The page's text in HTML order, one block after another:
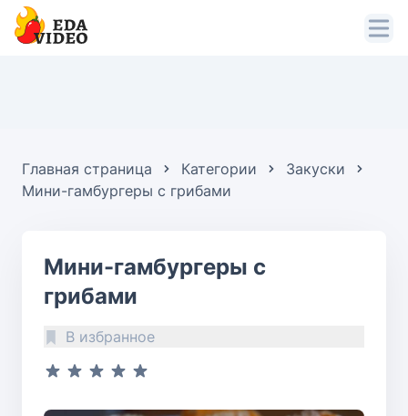
Главная страница Категории
Закуски
Мини-гамбургеры с грибами
Мини-гамбургеры с
грибами
В избранное